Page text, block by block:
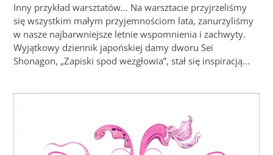
Inny przykład warsztatów… Na warsztacie przyjrzeliśmy
się wszystkim małym przyjemnościom lata, zanurzyliśmy
w nasze najbarwniejsze letnie wspomnienia i zachwyty.
Wyjątkowy dziennik japońskiej damy dworu Sei
Shonagon, „Zapiski spod wezgłowia”, stał się inspiracją...